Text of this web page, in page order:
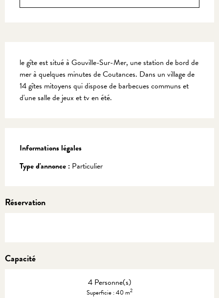
le gîte est situé à Gouville-Sur-Mer, une station de bord de
mer à quelques minutes de Coutances. Dans un village de
14 gîtes mitoyens qui dispose de barbecues communs et
d'une salle de jeux et tv en été.
Informations légales
Informations légales
Type d'annonce : Particulier
Réservation
Capacité
4 Personne(s)
Superficie : 40 m2